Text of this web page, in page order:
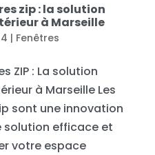
zip : la solution
à Marseille
| Fenêtres
ZIP : La solution
à Marseille Les
sont une innovation
solution efficace et
votre espace